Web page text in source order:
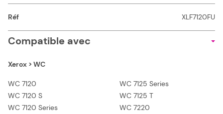
Réf XLF7120FU
Compatible avec
Xerox > WC
WC 7120
WC 7120 S
WC 7120 Series
WC 7125 Series
WC 7125 T
WC 7220